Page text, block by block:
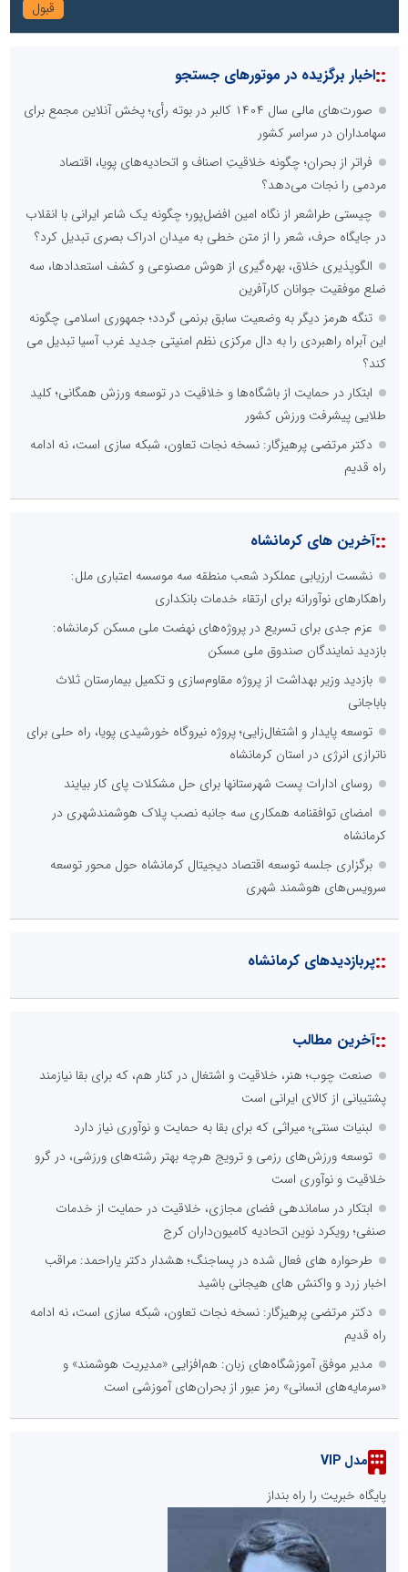
::اخبار برگزیده در موتورهای جستجو
صورت‌های مالی سال ۱۴۰۴ کالبر در بوته رأی؛ پخش آنلاین مجمع برای
سهامداران در سراسر کشور
فراتر از بحران؛ چگونه خلاقیتِ اصناف و اتحادیه‌های پویا، اقتصاد
مردمی را نجات می‌دهد؟
چیستی طراشعر از نگاه امین افضل‌پور؛ چگونه یک شاعر ایرانی با انقلاب
در جایگاه حرف، شعر را از متن خطی به میدان ادراک بصری تبدیل کرد؟
الگوپذیری خلاق، بهره‌گیری از هوش مصنوعی و کشف استعدادها، سه
ضلع موفقیت جوانان کارآفرین
تنگه هرمز دیگر به وضعیت سابق برنمی گردد؛ جمهوری اسلامی چگونه
این آبراه راهبردی را به دال مرکزی نظم امنیتی جدید غرب آسیا تبدیل می
کند؟
ابتکار در حمایت از باشگاه‌ها و خلاقیت در توسعه ورزش همگانی؛ کلید
طلایی پیشرفت ورزش کشور
دکتر مرتضی پرهیزگار: نسخه نجات تعاون، شبکه سازی است، نه ادامه
راه قدیم
::آخرین های کرمانشاه
نشست ارزیابی عملکرد شعب منطقه سه موسسه اعتباری ملل:
راهکارهای نوآورانه برای ارتقاء خدمات بانکداری
عزم جدی برای تسریع در پروژه‌های نهضت ملی مسکن کرمانشاه:
بازدید نمایندگان صندوق ملی مسکن
بازدید وزیر بهداشت از پروژه مقاوم‌سازی و تکمیل بیمارستان ثلاث
باباجانی
توسعه پایدار و اشتغال‌زایی؛ پروژه نیروگاه خورشیدی پویا، راه حلی برای
ناترازی انرژی در استان کرمانشاه
روسای ادارات پست شهرستانها برای حل مشکلات پای کار بیایند
امضای توافقنامه همکاری سه جانبه نصب پلاک هوشمندشهری در
کرمانشاه
برگزاری جلسه توسعه اقتصاد دیجیتال کرمانشاه حول محور توسعه
سرویس‌های هوشمند شهری
::پربازدیدهای کرمانشاه
::آخرین مطالب
صنعت چوب؛ هنر، خلاقیت و اشتغال در کنار هم، که برای بقا نیازمند
پشتیبانی از کالای ایرانی است
لبنیات سنتی؛ میراثی که برای بقا به حمایت و نوآوری نیاز دارد
توسعه ورزش‌های رزمی و ترویج هرچه بهتر رشته‌های ورزشی، در گرو
خلاقیت و نوآوری است
ابتکار در ساماندهی فضای مجازی، خلاقیت در حمایت از خدمات
صنفی؛ رویکرد نوین اتحادیه کامیون‌داران کرج
طرحواره های فعال شده در پساجنگ؛ هشدار دکتر یاراحمد: مراقب
اخبار زرد و واکنش های هیجانی باشید
دکتر مرتضی پرهیزگار: نسخه نجات تعاون، شبکه سازی است، نه ادامه
راه قدیم
مدیر موفق آموزشگاه‌های زبان: هم‌افزایی «مدیریت هوشمند» و
«سرمایه‌های انسانی» رمز عبور از بحران‌های آموزشی است
مدل VIP
پایگاه خبریت را راه بنداز